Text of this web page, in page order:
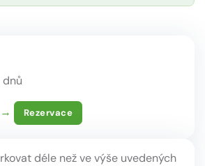
→ Rezervace
déle než ve výše uvedených